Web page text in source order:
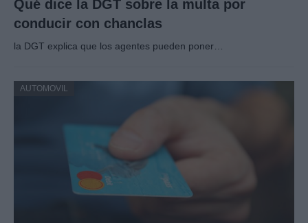
Qué dice la DGT sobre la multa por
conducir con chanclas
la DGT explica que los agentes pueden poner…
AUTOMOVIL